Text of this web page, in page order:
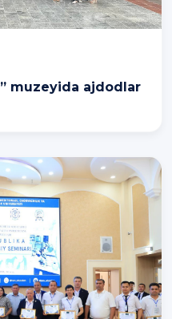
muzeyida ajdodlar